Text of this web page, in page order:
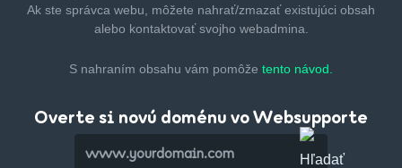
Ak ste správca webu, môžete nahrať/zmazaťexistujúci obsah
alebo kontaktovať svojho webadmina.
S nahraním obsahu vám pomôže tento návod.
Overte si novú doménu vo Websupporte